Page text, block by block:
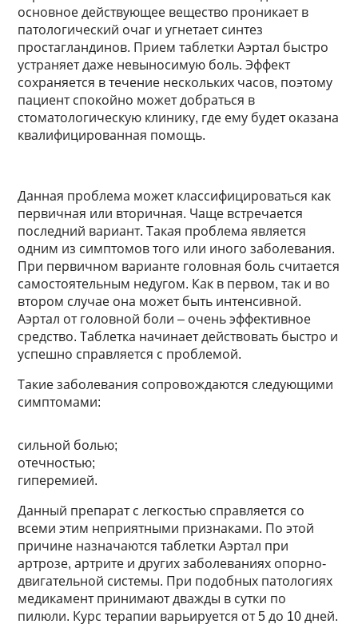
основное действующее вещество проникает в
патологический очаг и угнетает синтез
простагландинов. Прием таблетки Аэртал быстро
устраняет даже невыносимую боль. Эффект
сохраняется в течение нескольких часов, поэтому
пациент спокойно может добраться в
стоматологическую клинику, где ему будет оказана
квалифицированная помощь.
Данная проблема может классифицироваться как
первичная или вторичная. Чаще встречается
последний вариант. Такая проблема является
одним из симптомов того или иного заболевания.
При первичном варианте головная боль считается
самостоятельным недугом. Как в первом, так и во
втором случае она может быть интенсивной.
Аэртал от головной боли – очень эффективное
средство. Таблетка начинает действовать быстро и
успешно справляется с проблемой.
Такие заболевания сопровождаются следующими
симптомами:
сильной болью;
отечностью;
гиперемией.
Данный препарат с легкостью справляется со
всеми этим неприятными признаками. По этой
причине назначаются таблетки Аэртал при
артрозе, артрите и других заболеваниях опорно-
двигательной системы. При подобных патологиях
медикамент принимают дважды в сутки по
пилюли. Курс терапии варьируется от 5 до 10 дней.